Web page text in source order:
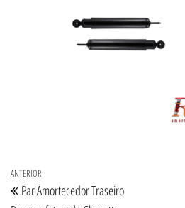
Navegação de Post
Post anterior
ANTERIOR
Par Amortecedor Traseiro